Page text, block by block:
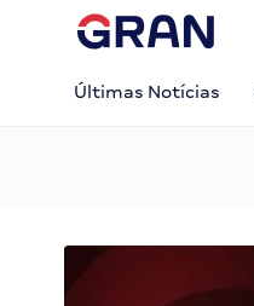
Últimas Notícias